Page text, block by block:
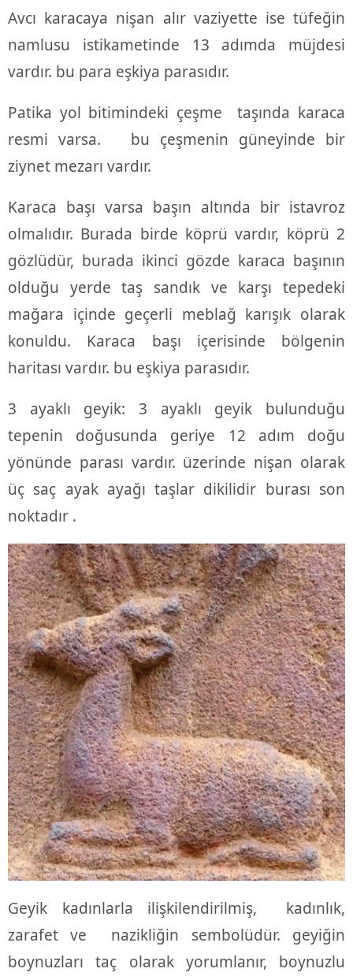
Avcı karacaya nişan alır vaziyette ise tüfeğin
namlusu istikametinde 13 adımda müjdesi
vardır. bu para eşkiya parasıdır.
Patika yol bitimindeki çeşme taşında karaca
resmi varsa. bu çeşmenin güneyinde bir
ziynet mezarı vardır.
Karaca başı varsa başın altında bir istavroz
olmalıdır. Burada birde köprü vardır, köprü 2
gözlüdür, burada ikinci gözde karaca başının
olduğu yerde taş sandık ve karşı tepedeki
mağara içinde geçerli meblağ karışık olarak
konuldu. Karaca başı içerisinde bölgenin
haritası vardır. bu eşkiya parasıdır.
3 ayaklı geyik: 3 ayaklı geyik bulunduğu
tepenin doğusunda geriye 12 adım doğu
yönünde parası vardır. üzerinde nişan olarak
üç saç ayak ayağı taşlar dikilidir burası son
noktadır .
Geyik kadınlarla ilişkilendirilmiş, kadınlık,
zarafet ve nazikliğin sembolüdür. geyiğin
boynuzları taç olarak yorumlanır, boynuzlu